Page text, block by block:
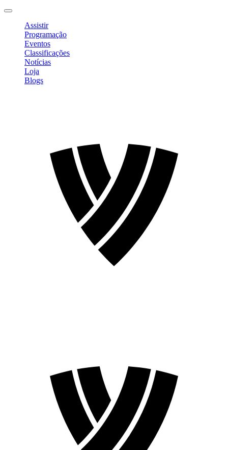
Assistir
Programação
Eventos
Classificações
Notícias
Loja
Blogs